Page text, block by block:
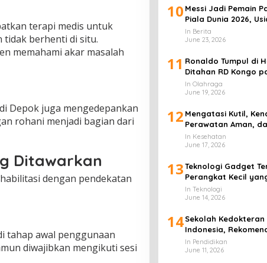
terapi medis untuk
tidak berhenti di situ.
memahami akar masalah
Depok juga mengedepankan
rohani menjadi bagian dari
Ditawarkan
dengan pendekatan
tahap awal penggunaan
diwajibkan mengikuti sesi
10 Messi Jadi Pemain
Piala Dunia 2026,
In Berita
June 23, 2026
11 Ronaldo Tumpul di
Ditahan RD Kongo
In Olahraga
June 19, 2026
12 Mengatasi Kutil,
Perawatan Aman,
Dokter
In Kesehatan
June 17, 2026
13Teknologi Gadget
Perangkat Kecil
Hidup Harian
In Teknologi
June 14, 2026
14 Sekolah Kedokteran
Indonesia,
Calon Dokter
In Pendidikan
June 11, 2026